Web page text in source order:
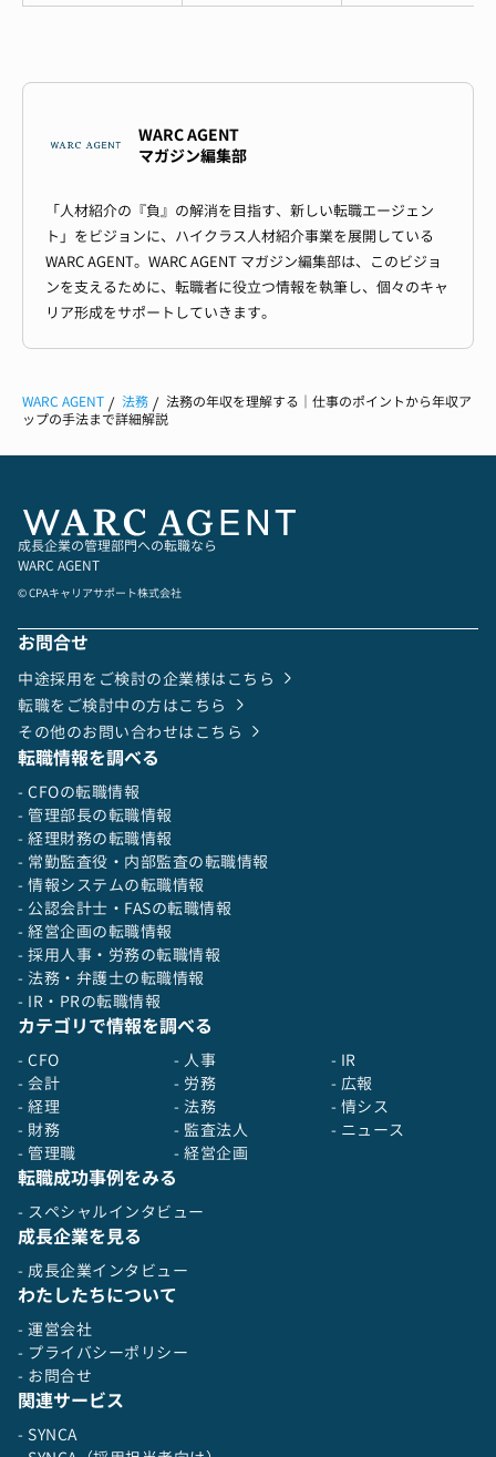
WARC AGENT
マガジン編集部
「人材紹介の『負』の解消を目指す、新しい転職エージェン
ト」をビジョンに、ハイクラス人材紹介事業を展開している
WARC AGENT。WARC AGENT マガジン編集部は、このビジョ
ンを支えるために、転職者に役立つ情報を執筆し、個々のキャ
リア形成をサポートしていきます。
WARC AGENT 法務
法務の年収を理解する｜仕事のポイントから年収ア
ップの手法まで詳細解説
成長企業の管理部門への転職なら
WARC AGENT
© CPAキャリアサポート株式会社
お問合せ
中途採用をご検討の企業様はこちら
転職をご検討中の方はこちら
その他のお問い合わせはこちら
転職情報を調べる
- CFOの転職情報
- 管理部長の転職情報
- 経理財務の転職情報
- 常勤監査役・内部監査の転職情報
- 情報システムの転職情報
- 公認会計士・FASの転職情報
- 経営企画の転職情報
- 採用人事・労務の転職情報
- 法務・弁護士の転職情報
- IR・PRの転職情報
カテゴリで情報を調べる
- CFO
- 会計
- 経理
- 財務
- 管理職
- 人事
- 労務
- 法務
- 監査法人
- 経営企画
- IR
- 広報
- 情シス
- ニュース
転職成功事例をみる
- スペシャルインタビュー
成長企業を見る
- 成長企業インタビュー
わたしたちについて
- 運営会社
- プライバシーポリシー
- お問合せ
関連サービス
- SYNCA